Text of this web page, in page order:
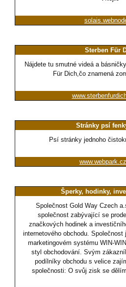
Sterben Für
Nájdete tu smutné videá a
Für Dich,čo znamená
Stránky psí
Psí stránky jednoho
Šperky, hodinky,
Společnost Gold Way Czech
společnost zabývající se
značkových hodinek a
internetového obchodu. Společnost
marketingovém systému WIN-
styl obchodování. Svým
podílníky obchodu s velice
společnosti: O svůj zisk se